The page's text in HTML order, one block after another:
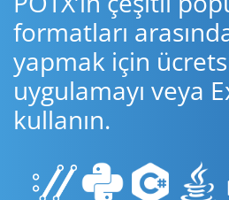
formatları
yapmak için
uygulamayı veya
kullanın.